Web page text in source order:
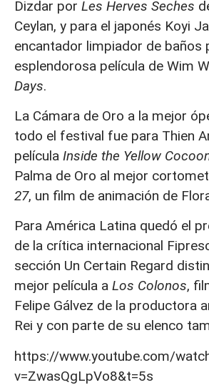
Dizdar por Les Herves Seches
Ceylan, y para el japonés Koyi
encantador limpiador de baños
esplendorosa película de Wim
Days.
La Cámara de Oro a la mejor
todo el festival fue para Thien
película Inside the Yellow
Palma de Oro al mejor
27, un film de animación de
Para América Latina quedó el
de la crítica internacional
sección Un Certain Regard
mejor película a Los Colonos,
Felipe Gálvez de la productora
Rei y con parte de su elenco
https://www.youtube.com/
v=ZwasQgLpVo8&t=5s